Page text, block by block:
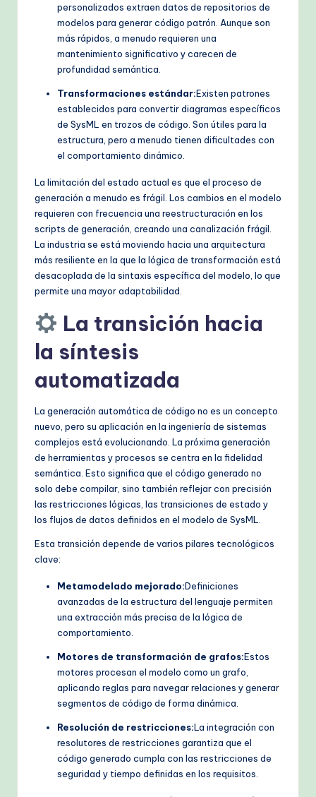
personalizados extraen datos de repositorios de
modelos para generar código patrón. Aunque son
más rápidos, a menudo requieren una
mantenimiento significativo y carecen de
profundidad semántica.
Transformaciones estándar:Existen patrones
establecidos para convertir diagramas específicos
de SysML en trozos de código. Son útiles para la
estructura, pero a menudo tienen dificultades con
el comportamiento dinámico.
La limitación del estado actual es que el proceso de
generación a menudo es frágil. Los cambios en el modelo
requieren con frecuencia una reestructuración en los
scripts de generación, creando una canalización frágil.
La industria se está moviendo hacia una arquitectura
más resiliente en la que la lógica de transformación está
desacoplada de la sintaxis específica del modelo, lo que
permite una mayor adaptabilidad.
La transición hacia
la síntesis
automatizada
La generación automática de código no es un concepto
nuevo, pero su aplicación en la ingeniería de sistemas
complejos está evolucionando. La próxima generación
de herramientas y procesos se centra en la fidelidad
semántica. Esto significa que el código generado no
solo debe compilar, sino también reflejar con precisión
las restricciones lógicas, las transiciones de estado y
los flujos de datos definidos en el modelo de SysML.
Esta transición depende de varios pilares tecnológicos
clave:
Metamodelado mejorado:Definiciones
avanzadas de la estructura del lenguaje permiten
una extracción más precisa de la lógica de
comportamiento.
Motores de transformación de grafos:Estos
motores procesan el modelo como un grafo,
aplicando reglas para navegar relaciones y generar
segmentos de código de forma dinámica.
Resolución de restricciones:La integración con
resolutores de restricciones garantiza que el
código generado cumpla con las restricciones de
seguridad y tiempo definidas en los requisitos.